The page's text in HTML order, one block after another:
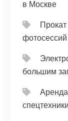
в Москве
фотосессий
большим
Аренда